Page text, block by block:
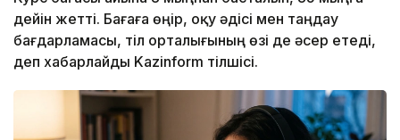
дейін жетті. Бағаға өңір, оқу әдісі мен таңдау
бағдарламасы, тіл орталығының өзі де әсер етеді,
деп хабарлайды Kazinform тілшісі.